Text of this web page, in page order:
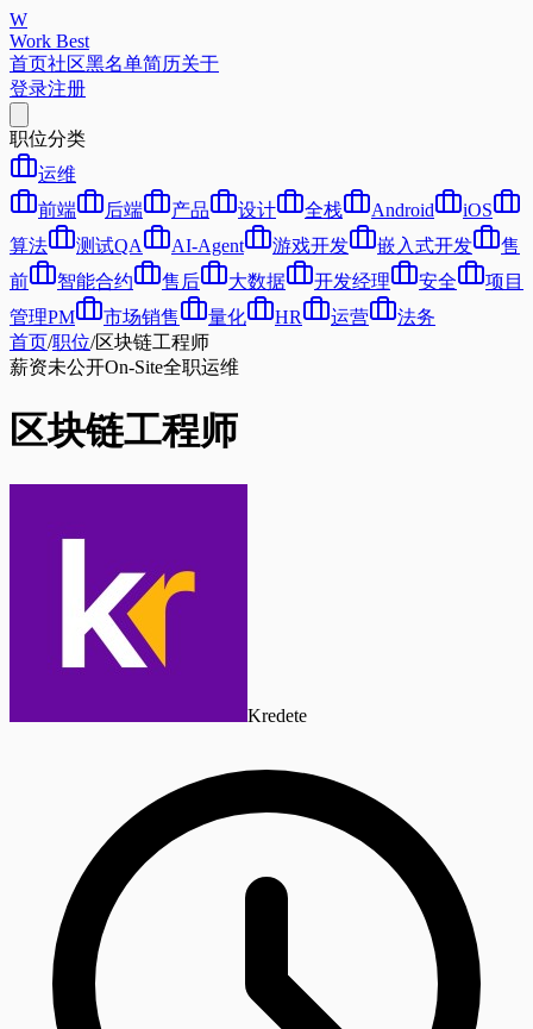
W
Work Best
首页社区黑名单简历关于
登录注册
职位分类
运维
前端
后端 产品 设计 全栈 Android
iOS
算法
测试QA AI-Agent 游戏开发 嵌入式开发
售
前
智能合约 售后 大数据 开发经理 安全
项目
管理PM
市场销售 量化 HR 运营
法务
首页/职位/区块链工程师
薪资未公开On-Site全职运维
区块链工程师
Kredete